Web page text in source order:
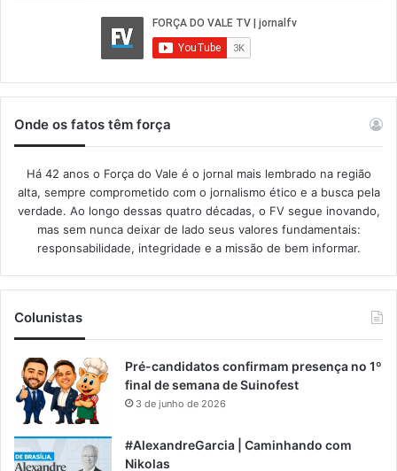
Onde os fatos têm força
Há 42 anos o Força do Vale é o jornal mais lembrado na região
alta, sempre comprometido com o jornalismo ético e a busca pela
verdade. Ao longo dessas quatro décadas, o FV segue inovando,
mas sem nunca deixar de lado seus valores fundamentais:
responsabilidade, integridade e a missão de bem informar.​
Colunistas
Pré-candidatos confirmam presença no 1º
final de semana de Suinofest
3 de junho de 2026
#AlexandreGarcia | Caminhando com
Nikolas